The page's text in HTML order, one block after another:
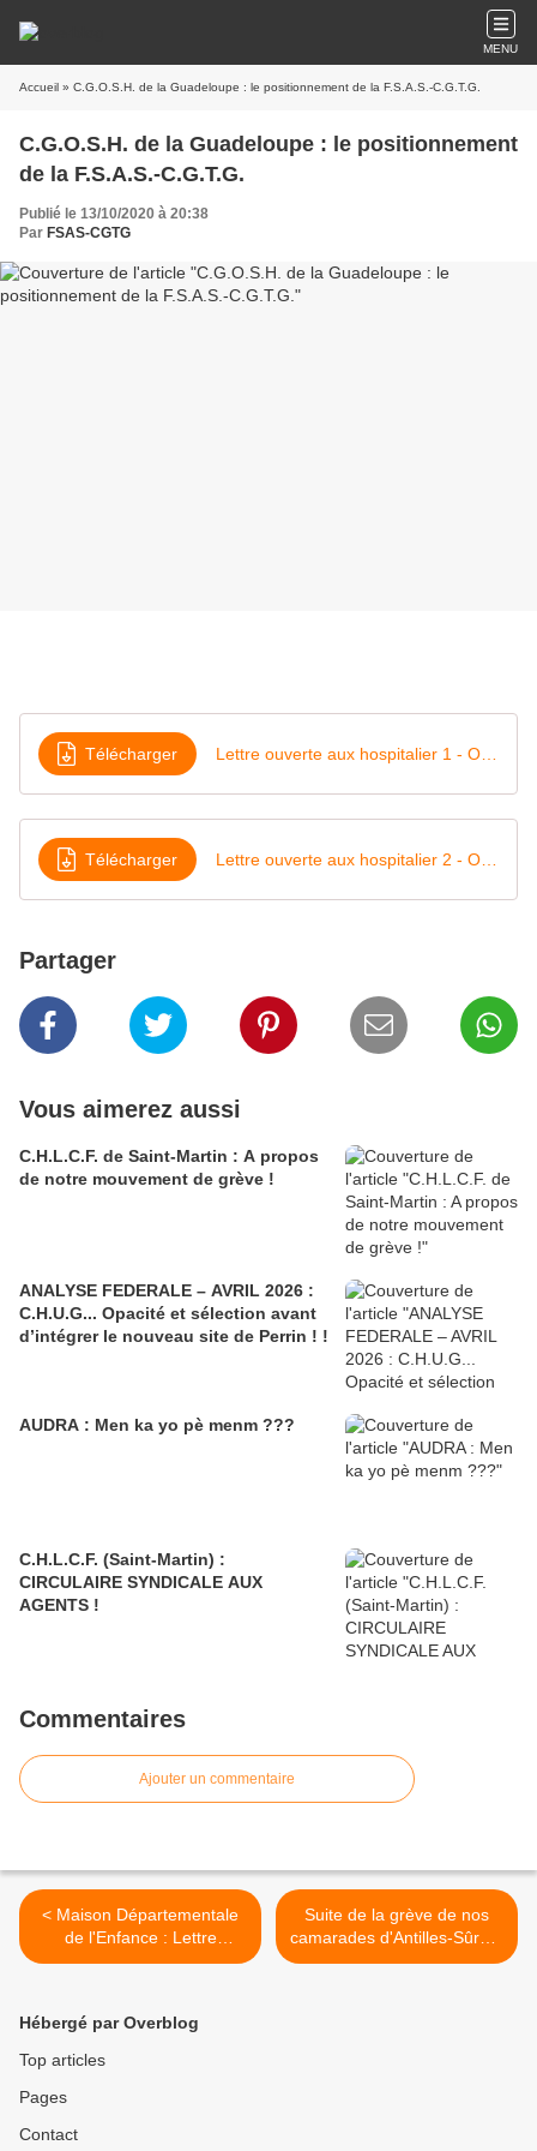
MENU
Accueil » C.G.O.S.H. de la Guadeloupe : le positionnement de la F.S.A.S.-C.G.T.G.
C.G.O.S.H. de la Guadeloupe : le positionnement
de la F.S.A.S.-C.G.T.G.
Publié le 13/10/2020 à 20:38
Par FSAS-CGTG
Télécharger
Télécharger
Partager
Vous aimerez aussi
C.H.L.C.F. de Saint-Martin : A propos
de notre mouvement de grève !
ANALYSE FEDERALE – AVRIL 2026 :
C.H.U.G... Opacité et sélection avant
d’intégrer le nouveau site de Perrin ! !
AUDRA : Men ka yo pè menm ???
C.H.L.C.F. (Saint-Martin) :
CIRCULAIRE SYNDICALE AUX
AGENTS !
Commentaires
Ajouter un commentaire
< Maison Départementale
de l'Enfance : Lettre
ouverte aux parlementaires
Suite de la grève de nos
camarades d'Antilles-Sûreté
: Conférence de presse de
Hébergé par Overblog
Top articles
Pages
Contact